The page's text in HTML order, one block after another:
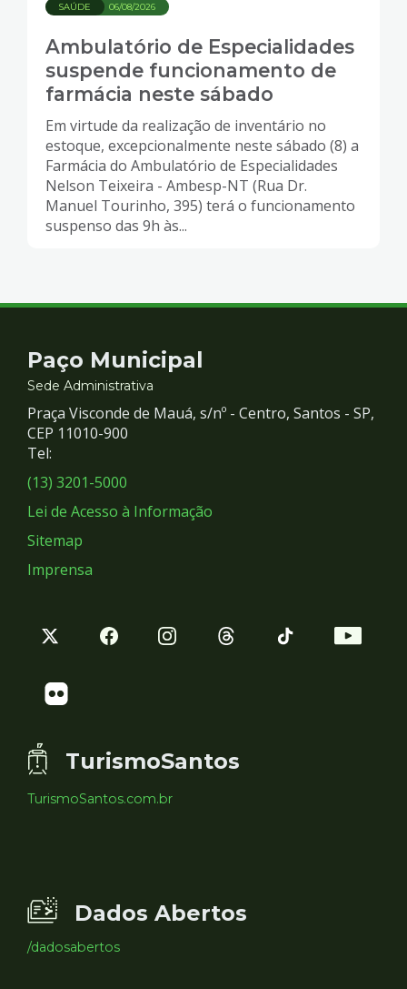
06/08/2026
SAÚDE
Ambulatório de Especialidades
suspende funcionamento de
farmácia neste sábado
Em virtude da realização de inventário no
estoque, excepcionalmente neste sábado (8) a
Farmácia do Ambulatório de Especialidades
Nelson Teixeira - Ambesp-NT (Rua Dr.
Manuel Tourinho, 395) terá o funcionamento
suspenso das 9h às...
Contato
e
Redes
Sociais
Paço Municipal
Sede Administrativa
Praça Visconde de Mauá, s/nº - Centro, Santos - SP,
CEP 11010-900
Tel:
(13) 3201-5000
Lei de Acesso à Informação
Sitemap
Imprensa
TurismoSantos
TurismoSantos.com.br
Dados Abertos
/dadosabertos